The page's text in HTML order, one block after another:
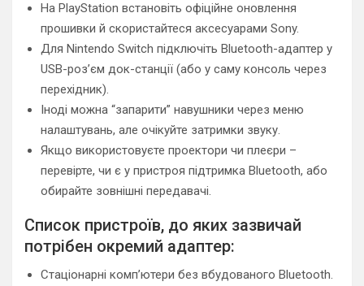
На PlayStation встановіть офіційне оновлення
прошивки й скористайтеся аксесуарами Sony.
Для Nintendo Switch підключіть Bluetooth-адаптер у
USB-роз’єм док-станції (або у саму консоль через
перехідник).
Іноді можна “запарити” навушники через меню
налаштувань, але очікуйте затримки звуку.
Якщо використовуєте проектори чи плеєри –
перевірте, чи є у пристроя підтримка Bluetooth, або
обирайте зовнішні передавачі.
Список пристроїв, до яких зазвичай
потрібен окремий адаптер:
Стаціонарні комп’ютери без вбудованого Bluetooth.